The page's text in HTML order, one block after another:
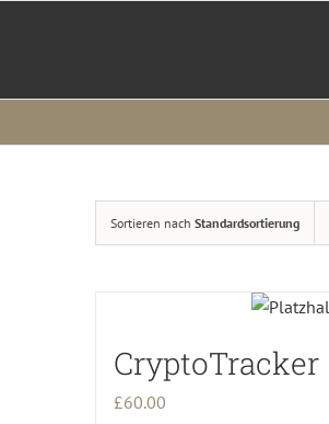
Sortieren nach Standardsortierung
CryptoTracker
£60.00